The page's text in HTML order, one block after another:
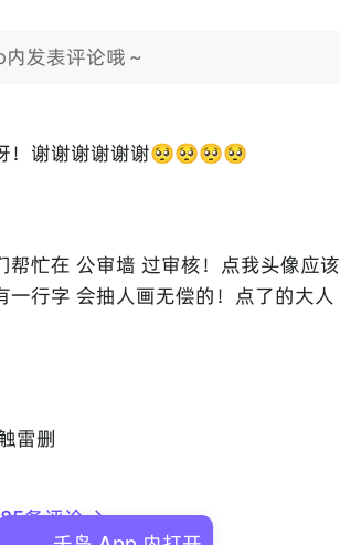
发表评论哦～
！谢谢谢谢谢谢🥺🥺🥺🥺
帮忙在 公审墙 过审核！点我头像应该
一行字 会抽人画无偿的！点了的大人
雷删
条评论 